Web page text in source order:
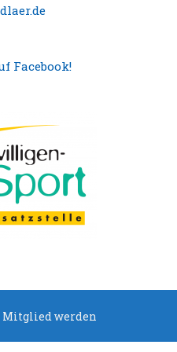
Facebook!
Mitglied werden